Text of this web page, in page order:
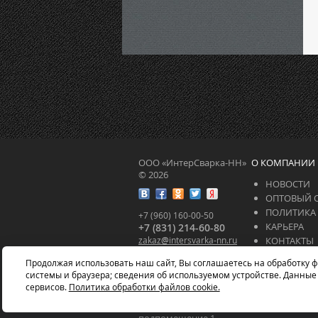
ООО «ИнтерСварка-НН»
© 2026
+7 (960) 160-00-50
+7 (831) 214-60-80
zakaz@intersvarka-nn.ru
603037, г. Нижний
Новгород, ул.
О КОМПАНИИ
НОВОСТИ
ОПТОВЫЙ
КАРЬЕРА
КОНТАКТЫ
СТАТЬИ
Продолжая использовать наш сайт, Вы соглашаетесь на
системы и браузера; сведения об используемом устройстве.
сервисов. Политика обработки файлов cookie.